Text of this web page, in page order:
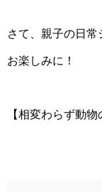
さて、親子の日常
お楽しみに！
【相変わらず動